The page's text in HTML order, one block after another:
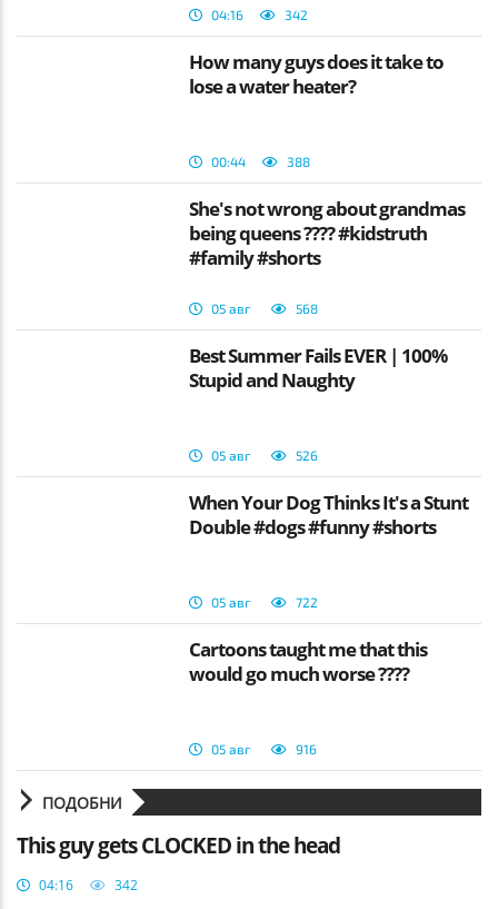
04:16 342
How many guys does it take to
lose a water heater?
00:44 388
She's not wrong about grandmas
being queens ???? #kidstruth
#family #shorts
05 авг 568
Best Summer Fails EVER | 100%
Stupid and Naughty
05 авг 526
When Your Dog Thinks It's a Stunt
Double #dogs #funny #shorts
05 авг 722
Cartoons taught me that this
would go much worse ????
05 авг 916
ПОДОБНИ
This guy gets CLOCKED in the head
04:16 342